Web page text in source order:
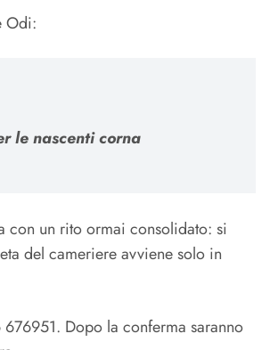
Odi:
le nascenti corna
con un rito ormai consolidato: si
del cameriere avviene solo in
Dopo la conferma saranno